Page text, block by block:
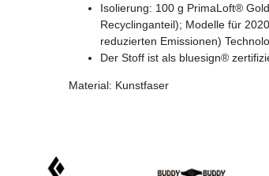
Isolierung: 100 g PrimaLoft®
Recyclinganteil); Modelle für
reduzierten Emissionen)
Der Stoff ist als bluesign®
Material: Kunstfaser